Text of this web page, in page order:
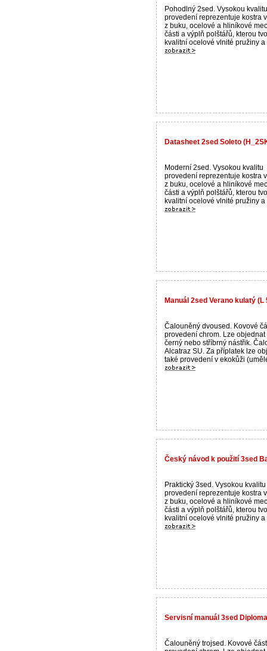
Pohodlný 2sed. Vysokou kvalitu
provedení reprezentuje kostra
z buku, ocelové a hliníkové
části a výplň polštářů, kterou
kvalitní ocelové vlnité pružiny a
Datasheet 2sed Soleto
Moderní 2sed. Vysokou kvalitu
provedení reprezentuje kostra
z buku, ocelové a hliníkové
části a výplň polštářů, kterou
kvalitní ocelové vlnité pružiny a
Manuál 2sed Verano kulatý (L
Čalouněný dvoused. Kovové
provedení chrom. Lze objednat
černý nebo stříbrný nástřik.
Alcatraz SU. Za příplatek lze
také provedení v ekokůži
Český návod k použití 3sed
Praktický 3sed. Vysokou kvalitu
provedení reprezentuje kostra
z buku, ocelové a hliníkové
části a výplň polštářů, kterou
kvalitní ocelové vlnité pružiny a
Servisní manuál 3sed
Čalouněný trojsed. Kovové